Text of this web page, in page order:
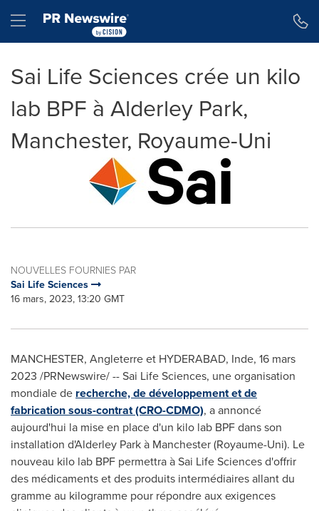
Hamburger menu
Sai Life Sciences crée un kilo
lab BPF à Alderley Park,
Manchester, Royaume-Uni
NOUVELLES FOURNIES PAR
Sai Life Sciences
16 mars, 2023, 13:20 GMT
MANCHESTER, Angleterre et HYDERABAD, Inde, 16 mars
2023 /PRNewswire/ -- Sai Life Sciences, une organisation
mondiale de recherche, de développement et de
fabrication sous-contrat (CRO-CDMO), a annoncé
aujourd'hui la mise en place d'un kilo lab BPF dans son
installation d'Alderley Park à Manchester (Royaume-Uni). Le
nouveau kilo lab BPF permettra à Sai Life Sciences d'offrir
des médicaments et des produits intermédiaires allant du
gramme au kilogramme pour répondre aux exigences